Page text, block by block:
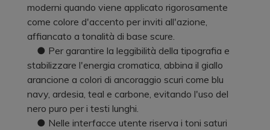
moderni quando viene applicato rigorosamente
come colore d'accento per inviti all'azione,
affiancato a tonalità di base scure.
● Per garantire la leggibilità della tipografia e
stabilizzare l'energia cromatica, abbina il giallo
arancione a colori di ancoraggio scuri come blu
navy, ardesia, teal e carbone, evitando l'uso del
nero puro per i testi lunghi.
● Nelle interfacce utente riserva i toni saturi